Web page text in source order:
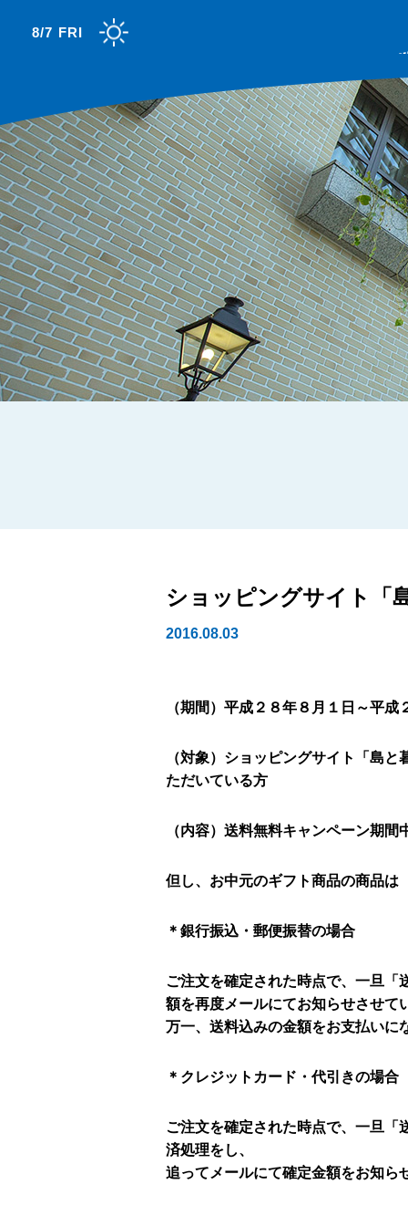
8/7 FRI
ショッピングサイト「
2016.08.03
（期間）平成２８年８月１日～平成
（対象）ショッピングサイト「島
ただいている方
（内容）送料無料キャンペーン期
但し、お中元のギフト商品の商品
＊銀行振込・郵便振替の場合
ご注文を確定された時点で、一旦「
額を再度メールにてお知らせさせて
万一、送料込みの金額をお支払いに
＊クレジットカード・代引きの場合
ご注文を確定された時点で、一旦「
済処理をし、
追ってメールにて確定金額をお知ら